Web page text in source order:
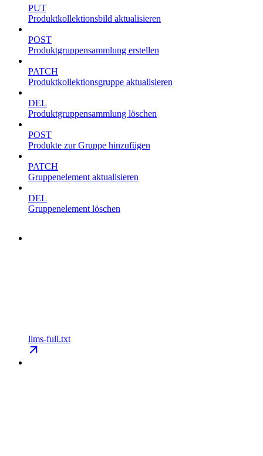
PUT
Produktkollektionsbild aktualisieren
POST
Produktgruppensammlung erstellen
PATCH
Produktkollektionsgruppe aktualisieren
DEL
Produktgruppensammlung löschen
POST
Produkte zur Gruppe hinzufügen
PATCH
Gruppenelement aktualisieren
DEL
Gruppenelement löschen
llms-full.txt